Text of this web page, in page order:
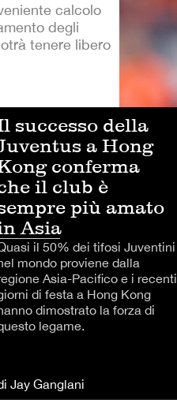
calcolo
degli
tenere libero
successo della
a Hong
conferma
il club è
più amato
Asia
il 50% dei tifosi Juventini
mondo proviene dalla
Asia-Pacifico e i recenti
di festa a Hong Kong
dimostrato la forza di
legame.
Jay Ganglani